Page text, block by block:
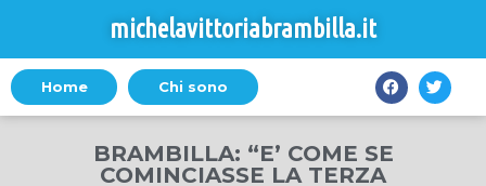
michelavittoriabrambilla.it
Home Chi sono
BRAMBILLA: “E’ COME SE
COMINCIASSE LA TERZA